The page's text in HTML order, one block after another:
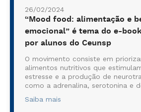
26/02/2024
“Mood food: alimentação e
emocional” é tema do e-
por alunos do Ceunsp
O movimento consiste em
alimentos nutritivos que
estresse e a produção de
como a adrenalina, serotonina e
tornado cada vez mais conhecido
Saiba mais